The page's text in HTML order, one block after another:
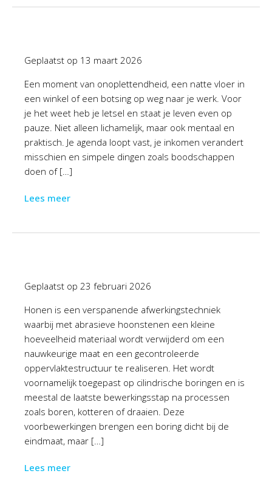
Geplaatst op 13 maart 2026
Een moment van onoplettendheid, een natte vloer in
een winkel of een botsing op weg naar je werk. Voor
je het weet heb je letsel en staat je leven even op
pauze. Niet alleen lichamelijk, maar ook mentaal en
praktisch. Je agenda loopt vast, je inkomen verandert
misschien en simpele dingen zoals boodschappen
doen of […]
Lees meer
Geplaatst op 23 februari 2026
Honen is een verspanende afwerkingstechniek
waarbij met abrasieve hoonstenen een kleine
hoeveelheid materiaal wordt verwijderd om een
nauwkeurige maat en een gecontroleerde
oppervlaktestructuur te realiseren. Het wordt
voornamelijk toegepast op cilindrische boringen en is
meestal de laatste bewerkingsstap na processen
zoals boren, kotteren of draaien. Deze
voorbewerkingen brengen een boring dicht bij de
eindmaat, maar […]
Lees meer